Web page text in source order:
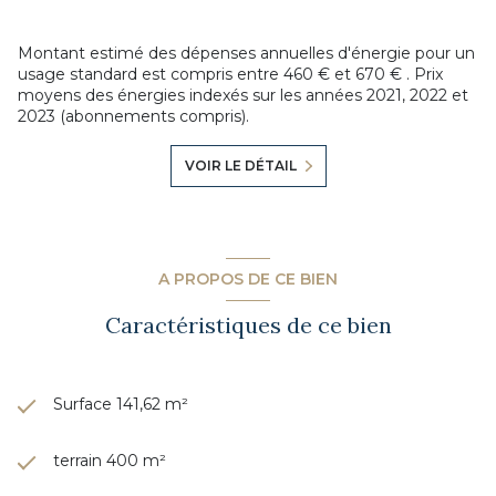
Montant estimé des dépenses annuelles d'énergie pour un
usage standard est compris entre 460 € et 670 € . Prix
moyens des énergies indexés sur les années 2021, 2022 et
2023 (abonnements compris).
VOIR LE DÉTAIL
A PROPOS DE CE BIEN
Caractéristiques de ce bien
Surface 141,62 m²
terrain 400 m²